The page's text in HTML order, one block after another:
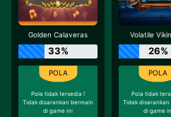
Golden Calaveras
33%
Pola tidak tersedia !
Tidak disarankan bermain
di game ini
Volatile
26%
Pola tidak
Tidak disarankan
di game